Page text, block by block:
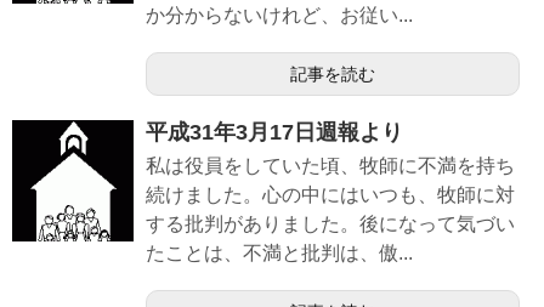
か分からないけれど、お従い...
記事を読む
平成31年3月17日週報より
私は役員をしていた頃、牧師に不満を持ち
続けました。心の中にはいつも、牧師に対
する批判がありました。後になって気づい
たことは、不満と批判は、傲...